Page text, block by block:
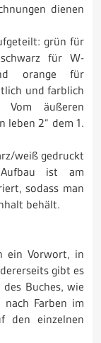
dienen
grün für
für W-
orange für
und farblich
äußeren
leben 2“ dem 1.
weiß gedruckt
ist am
sodass man
behält.
ein Vorwort, in
gibt es
Buches, wie
Farben im
den einzelnen